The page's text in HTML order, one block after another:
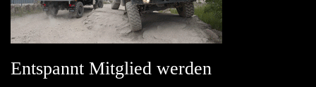
Entspannt Mitglied werden